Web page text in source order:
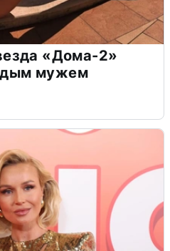
«Дома-2»
мужем